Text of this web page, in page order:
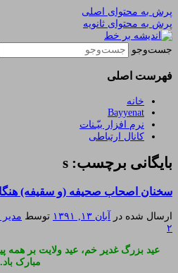
پرش به محتوای اصلی
پرش به محتوای ثانویه
اندیشه بر خط
یادداشتهای یک معلم در باب
علم و سیاست
جست‌وجو
فهرست اصلی
خانه
Bayyenat
نرم افزار بیّـنات
کانال ارتباطی
بایگانی برچسب: s
سخنان اصحاب صحیفه (و سقیفه)
ارسال شده در آبان ۱۳, ۱۳۹۱ توسط مدیر
۲
عید بزرگ غدیر خم، عید ولایت بر همه
مبارک باد.